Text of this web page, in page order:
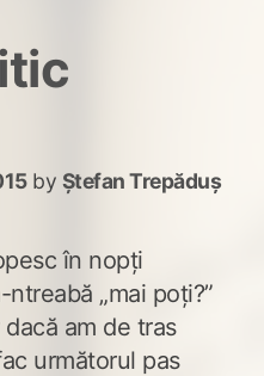
by Ștefan Trepăduș
în nopți
„mai poți?”
am de tras
următorul pas